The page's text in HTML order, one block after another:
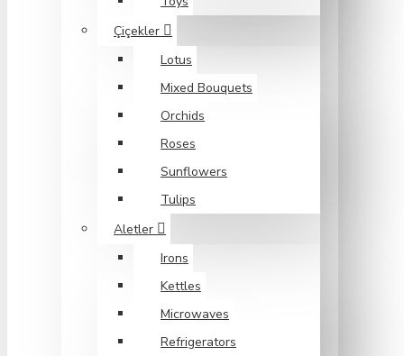
Çiçekler
Lotus
Mixed Bouquets
Orchids
Roses
Sunflowers
Tulips
Aletler
Irons
Kettles
Microwaves
Refrigerators